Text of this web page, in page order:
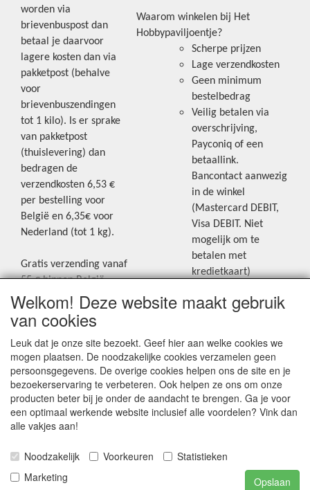
worden via
brievenbuspost dan
betaal je daarvoor
lagere kosten dan via
pakketpost (behalve
voor
brievenbuszendingen
tot 1 kilo). Is er sprake
van pakketpost
(thuislevering) dan
bedragen de
verzendkosten 6,53 €
per bestelling voor
België en 6,35€ voor
Nederland (tot 1 kg).
Gratis verzending vanaf
55 € binnen België.
Gratis verzending vanaf
65 € naar Nederland.
Levering andere
landen: geen gratis
verzending, portkosten
worden aangerekend.
Zie voor een overzicht
van alle verzendkosten
"Verzendkosten" op de
homepagina.
Waarom winkelen bij Het
Hobbypaviljoentje?
Scherpe prijzen
Lage verzendkosten
Geen minimum
bestelbedrag
Veilig betalen via
overschrijving,
Payconiq of een
betaallink.
Bancontact aanwezig
in de winkel
(Mastercard DEBIT,
Visa DEBIT. Niet
mogelijk om te
betalen met
kredietkaart)
Blijf op de hoogte van de laatste
onze Facebookpagina.
Welkom! Deze website maakt gebruik
van cookies
Leuk dat je onze site bezoekt. Geef hier aan welke cookies we
mogen plaatsen. De noodzakelijke cookies verzamelen geen
persoonsgegevens. De overige cookies helpen ons de site en je
bezoekerservaring te verbeteren. Ook helpen ze ons om onze
producten beter bij je onder de aandacht te brengen. Ga je voor
een optimaal werkende website inclusief alle voordelen? Vink dan
alle vakjes aan!
Noodzakelijk Voorkeuren
Statistieken
Marketing
Opslaan